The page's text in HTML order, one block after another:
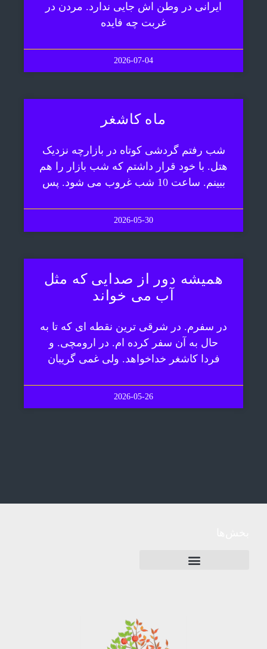
ایرانی در وطن اش جایی ندارد. مردن در
غربت چه فایده
2026-07-04
ماه کاشغر
شب رفتم گردشی کوتاه در بازارچه نزدیک
هتل. با خود قرار داشتم که شب بازار را هم
ببینم. ساعت 10 شب غروب می شود. پس
2026-05-30
همیشه دور از صدایی که مثل
آب می خواند
در سفرم. در شرقی ترین نقطه ای که تا به
حال به آن سفر کرده ام. در ارومچی. و
فردا کاشغر خداخواهد. ولی غمی گریبان
2026-05-26